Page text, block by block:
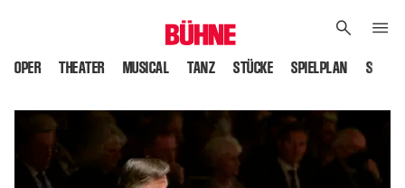
OPER THEATER MUSICAL TANZ STÜCKE SPIELPLAN